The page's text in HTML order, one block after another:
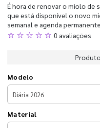
É hora de renovar o miolo de
que está disponível o novo
semanal e agenda
☆ ☆ ☆ ☆ ☆ 0 avaliações
Modelo
Material